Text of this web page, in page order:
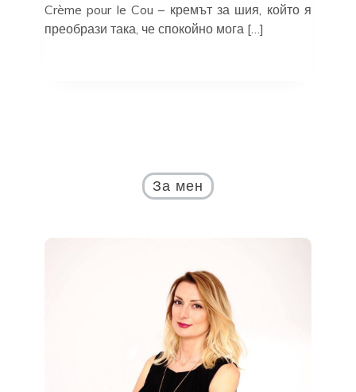
Crème pour le Cou – кремът за шия, който я
преобрази така, че спокойно мога […]
За мен